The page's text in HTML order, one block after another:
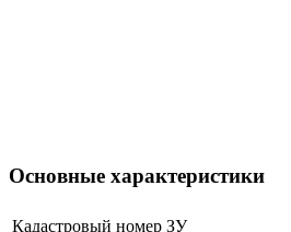
Основные характеристики
Кадастровый номер ЗУ